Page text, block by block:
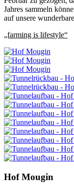
Jahres sammeln
auf unsere
„farming is lifestyle“
Hof Mougin